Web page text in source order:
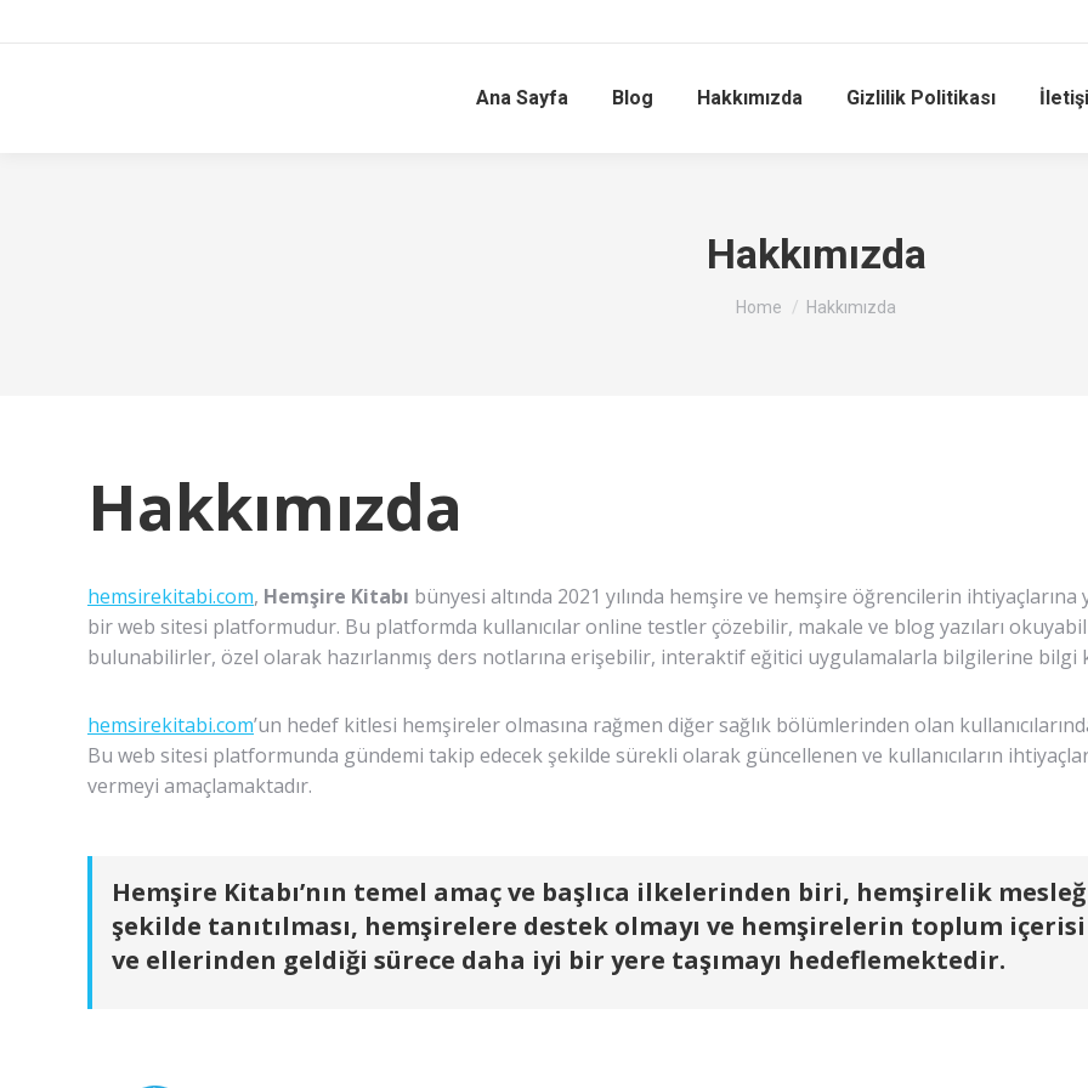
Ana Sayfa Blog Hakkımızda Gizlilik Politikası
Hakkımızda
You are here:
Home Hakkımızda
Hakkımızda
hemsirekitabi.com, Hemşire Kitabı bünyesi altında 2021 yılında hemşire ve hemşire öğrencilerin
bir web sitesi platformudur. Bu platformda kullanıcılar online testler çözebilir, makale ve blog yazıları
bulunabilirler, özel olarak hazırlanmış ders notlarına erişebilir, interaktif eğitici uygulamalarla bilgilerine bilgi
hemsirekitabi.com’un hedef kitlesi hemşireler olmasına rağmen diğer sağlık bölümlerinden olan
Bu web sitesi platformunda gündemi takip edecek şekilde sürekli olarak güncellenen ve kullanıcıların
vermeyi amaçlamaktadır.
Hemşire Kitabı’nın temel amaç ve başlıca ilkelerinden biri, hemşirelik
şekilde tanıtılması, hemşirelere destek olmayı ve hemşirelerin toplum
ve ellerinden geldiği sürece daha iyi bir yere taşımayı hedeflemektedir.